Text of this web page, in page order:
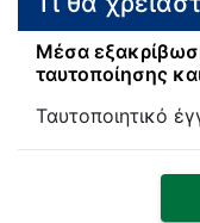
Μέσα
ταυτοποίησης
Ταυτοποιητικό